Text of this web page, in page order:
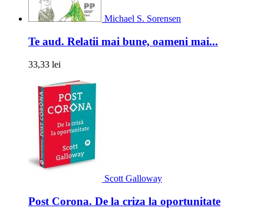
Michael S. Sorensen
Te aud. Relatii mai bune, oameni mai...
33,33 lei
Scott Galloway
Post Corona. De la criza la oportunitate